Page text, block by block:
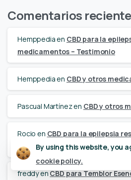
Comentarios
Hemppediaen CBD para la
medicamentos – Testimonio
Hemppediaen CBD y otros
Pascual Martínezen CBD y otros
Rocio en CBD para la epilepsia
medicamentos – Testimonio
freddyenCBD para Temblor
By using this website, you
cookie policy.